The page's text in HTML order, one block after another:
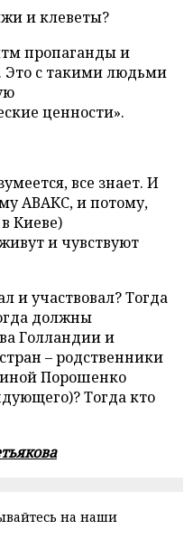
и клеветы?
пропаганды и
Это с такими людьми
ценности».
все знает. И
АВАКС, и потому,
Киеве)
и чувствуют
и участвовал? Тогда
должны
Голландии и
– родственники
Порошенко
Тогда кто
на наши